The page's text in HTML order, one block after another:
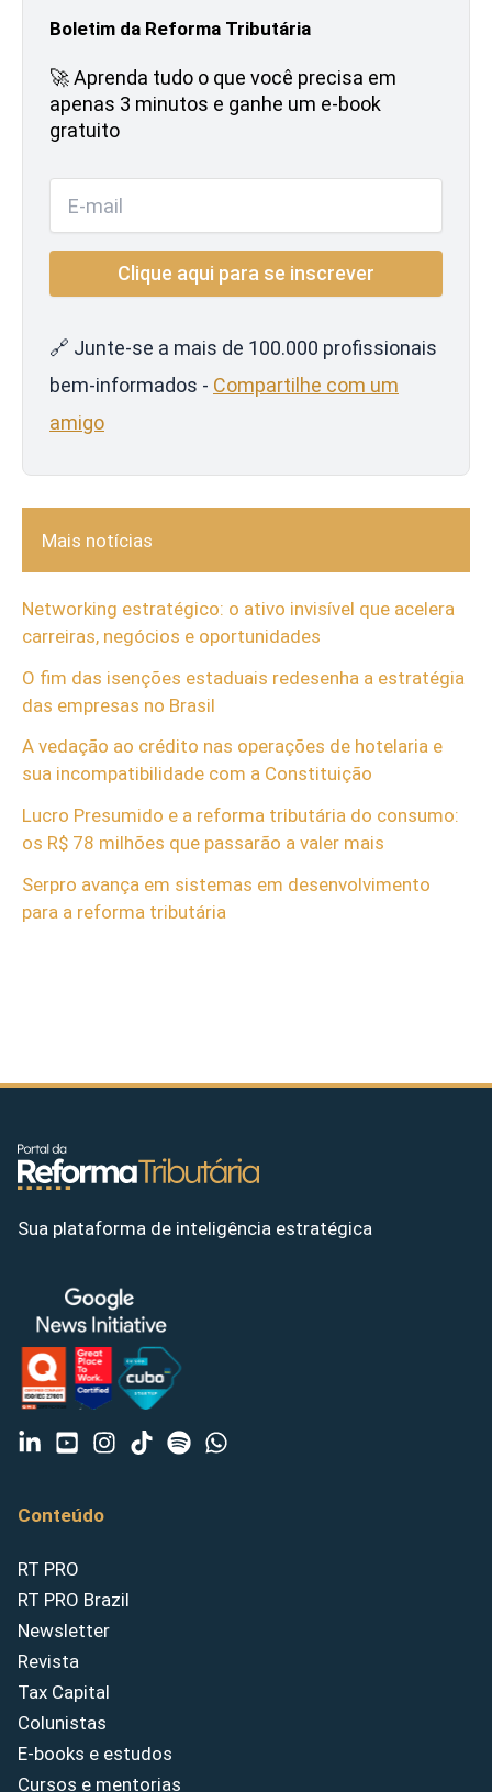
Boletim da Reforma Tributária
🚀 Aprenda tudo o que você precisa em
apenas 3 minutos e ganhe um e-book
gratuito
🔗 Junte-se a mais de 100.000 profissionais
bem-informados - Compartilhe com um
amigo
Mais notícias
Networking estratégico: o ativo invisível que acelera
carreiras, negócios e oportunidades
O fim das isenções estaduais redesenha a estratégia
das empresas no Brasil
A vedação ao crédito nas operações de hotelaria e
sua incompatibilidade com a Constituição
Lucro Presumido e a reforma tributária do consumo:
os R$ 78 milhões que passarão a valer mais
Serpro avança em sistemas em desenvolvimento
para a reforma tributária
Sua plataforma de inteligência estratégica
Conteúdo
RT PRO
RT PRO Brazil
Newsletter
Revista
Tax Capital
Colunistas
E-books e estudos
Cursos e mentorias